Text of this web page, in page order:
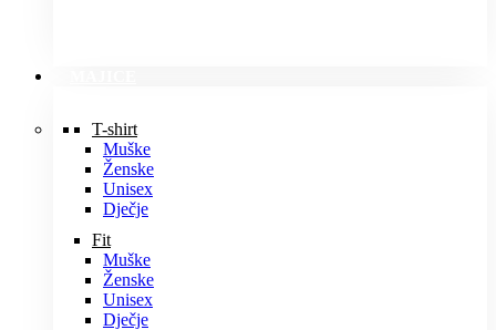
T-shirt
Muške
Ženske
Unisex
Dječje
Fit
Muške
Ženske
Unisex
Dječje